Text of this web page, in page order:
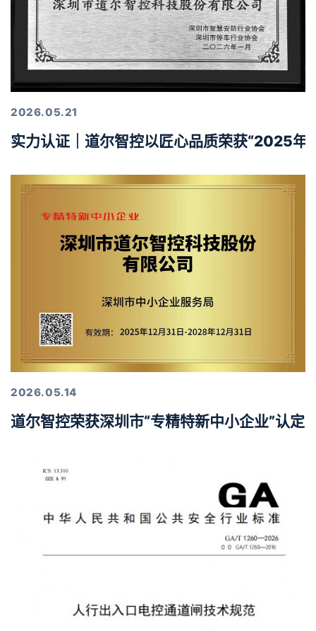
2026.05.21
实力认证｜道尔智控以匠心品质荣获“2025年
2026.05.14
道尔智控荣获深圳市“专精特新中小企业”认定